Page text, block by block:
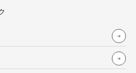
実態があります。また、リモー
、1日のほとんどの時間を家で
運動不足や食生活の乱れがさら
言われています。